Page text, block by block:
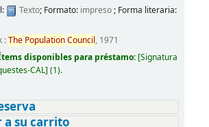
Texto; Formato: impreso; Forma literaria:
:The PopulationCouncil, 1971
disponibles para préstamo: [Signatura
CAL] (1).
a su carrito